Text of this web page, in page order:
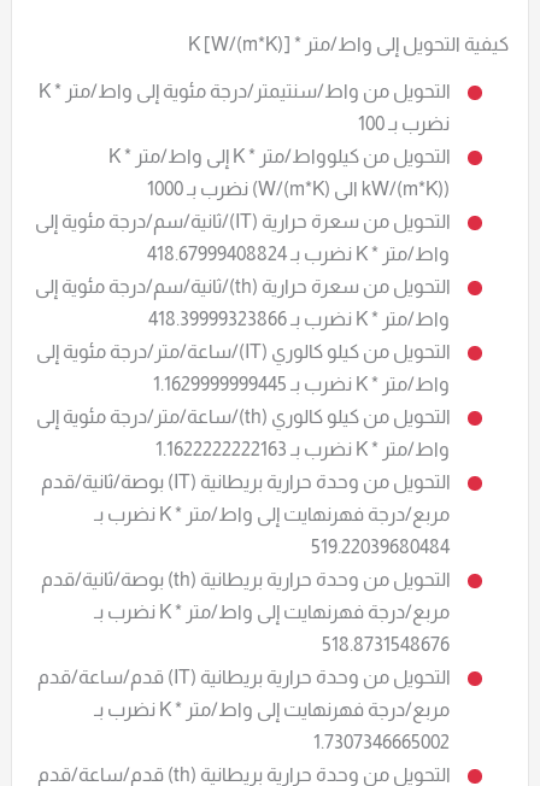
كيفية التحويل إلى واط/متر * K [W/(m*K)]
التحويل من واط/سنتيمتر/درجة مئوية إلى واط/متر * K
نضرب بـ 100
التحويل من كيلوواط/متر * K إلى واط/متر * K
(kW/(m*K) الى W/(m*K)) نضرب بـ 1000
التحويل من سعرة حرارية (IT)/ثانية/سم/درجة مئوية إلى
واط/متر * K نضرب بـ 418.67999408824
التحويل من سعرة حرارية (th)/ثانية/سم/درجة مئوية إلى
واط/متر * K نضرب بـ 418.39999323866
التحويل من كيلو كالوري (IT)/ساعة/متر/درجة مئوية إلى
واط/متر * K نضرب بـ 1.1629999999445
التحويل من كيلو كالوري (th)/ساعة/متر/درجة مئوية إلى
واط/متر * K نضرب بـ 1.1622222222163
التحويل من وحدة حرارية بريطانية (IT) بوصة/ثانية/قدم
مربع/درجة فهرنهايت إلى واط/متر * K نضرب بـ
519.22039680484
التحويل من وحدة حرارية بريطانية (th) بوصة/ثانية/قدم
مربع/درجة فهرنهايت إلى واط/متر * K نضرب بـ
518.8731548676
التحويل من وحدة حرارية بريطانية (IT) قدم/ساعة/قدم
مربع/درجة فهرنهايت إلى واط/متر * K نضرب بـ
1.7307346665002
التحويل من وحدة حرارية بريطانية (th) قدم/ساعة/قدم